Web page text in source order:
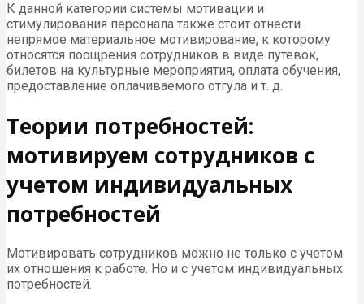
К данной категории системы мотивации и
стимулирования персонала также стоит отнести
непрямое материальное мотивирование, к которому
относятся поощрения сотрудников в виде путевок,
билетов на культурные мероприятия, оплата обучения,
предоставление оплачиваемого отгула и т. д.
Теории потребностей:
мотивируем сотрудников с
учетом индивидуальных
потребностей
Мотивировать сотрудников можно не только с учетом
их отношения к работе. Но и с учетом индивидуальных
потребностей.